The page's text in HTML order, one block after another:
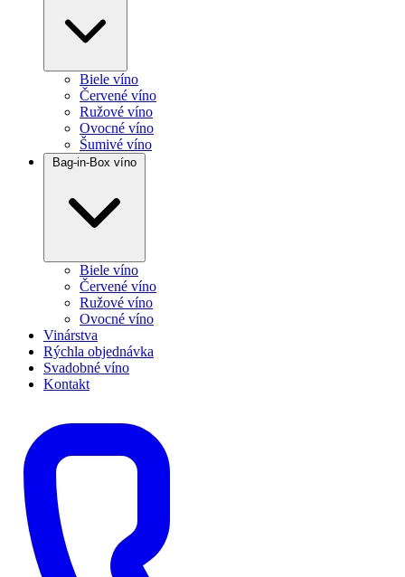
Biele víno
Červené víno
Ružové víno
Ovocné víno
Šumivé víno
Bag-in-Box víno
Biele víno
Červené víno
Ružové víno
Ovocné víno
Vinárstva
Rýchla objednávka
Svadobné víno
Kontakt